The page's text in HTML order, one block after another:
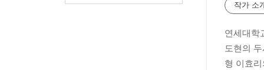
작가 소
연세대학
도현의
형 이효